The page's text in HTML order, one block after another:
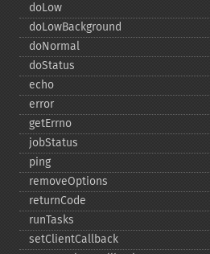
doLow
doLowBackground
doNormal
doStatus
echo
error
getErrno
jobStatus
ping
removeOptions
returnCode
runTasks
setClientCallback